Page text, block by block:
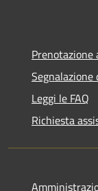
Segnalazione
Leggi le FAQ
Richiesta